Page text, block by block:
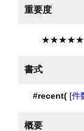
重要度
★★★★★
書式
#recent([件
概要